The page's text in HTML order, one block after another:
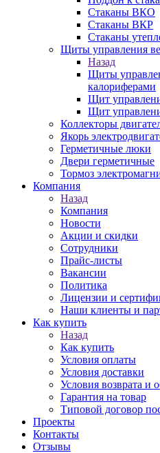
Стаканы ВКО
Стаканы ВКР
Стаканы
Щиты управления
Назад
Щиты
калориферами
Щит
Щит
Коллекторы
Якорь
Герметичные люки
Двери герметичные
Тормоз
Компания
Назад
Компания
Новости
Акции и скидки
Сотрудники
Прайс-листы
Вакансии
Политика
Лицензии и
Наши клиенты и
Как купить
Назад
Как купить
Условия оплаты
Условия доставки
Условия возврата и
Гарантия на товар
Типовой договор
Проекты
Контакты
Отзывы